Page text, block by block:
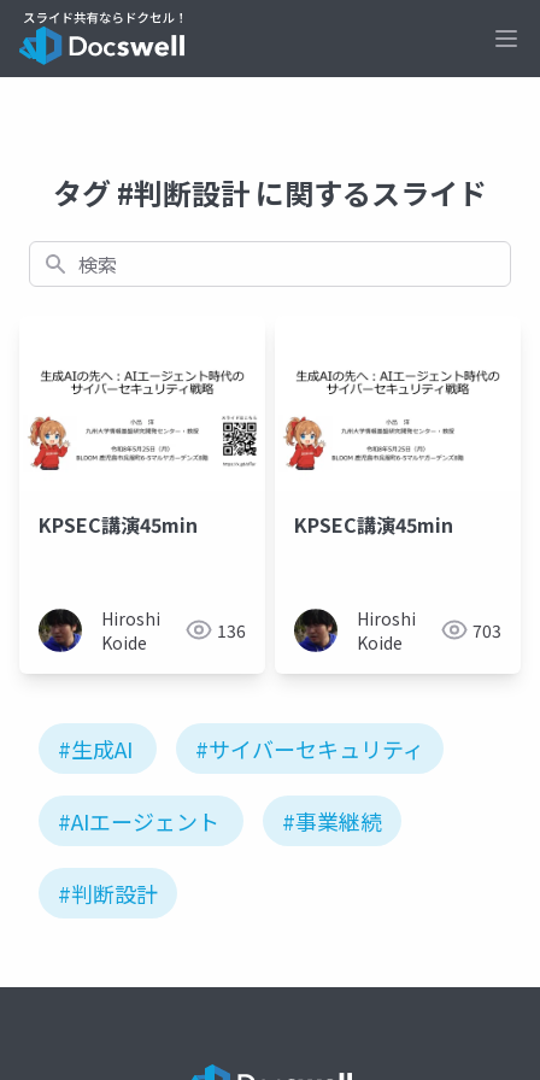
タグ #判断設計 に関するスライド
検索
KPSEC講演45min
Hiroshi
Koide
136
KPSEC講演45min
Hiroshi
Koide
703
#生成AI #サイバーセキュリティ
#AIエージェント #事業継続
#判断設計